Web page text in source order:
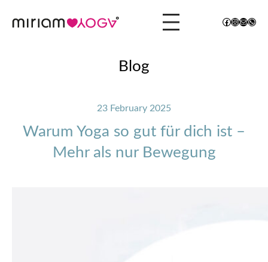
Facebook
Instagram
Mail
Blog
23 February 2025
Warum Yoga so gut für dich ist –
Mehr als nur Bewegung